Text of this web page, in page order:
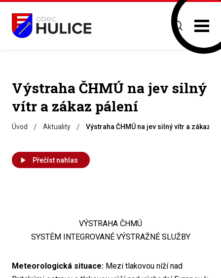
Výstraha ČHMÚ na jev silný
vítr a zákaz pálení
Úvod / Aktuality / Výstraha ČHMÚ na jev silný vítr a zákaz
Přečíst nahlas
VÝSTRAHA ČHMÚ
SYSTÉM INTEGROVANÉ VÝSTRAŽNÉ SLUŽBY
Meteorologická situace: Mezi tlakovou níží nad